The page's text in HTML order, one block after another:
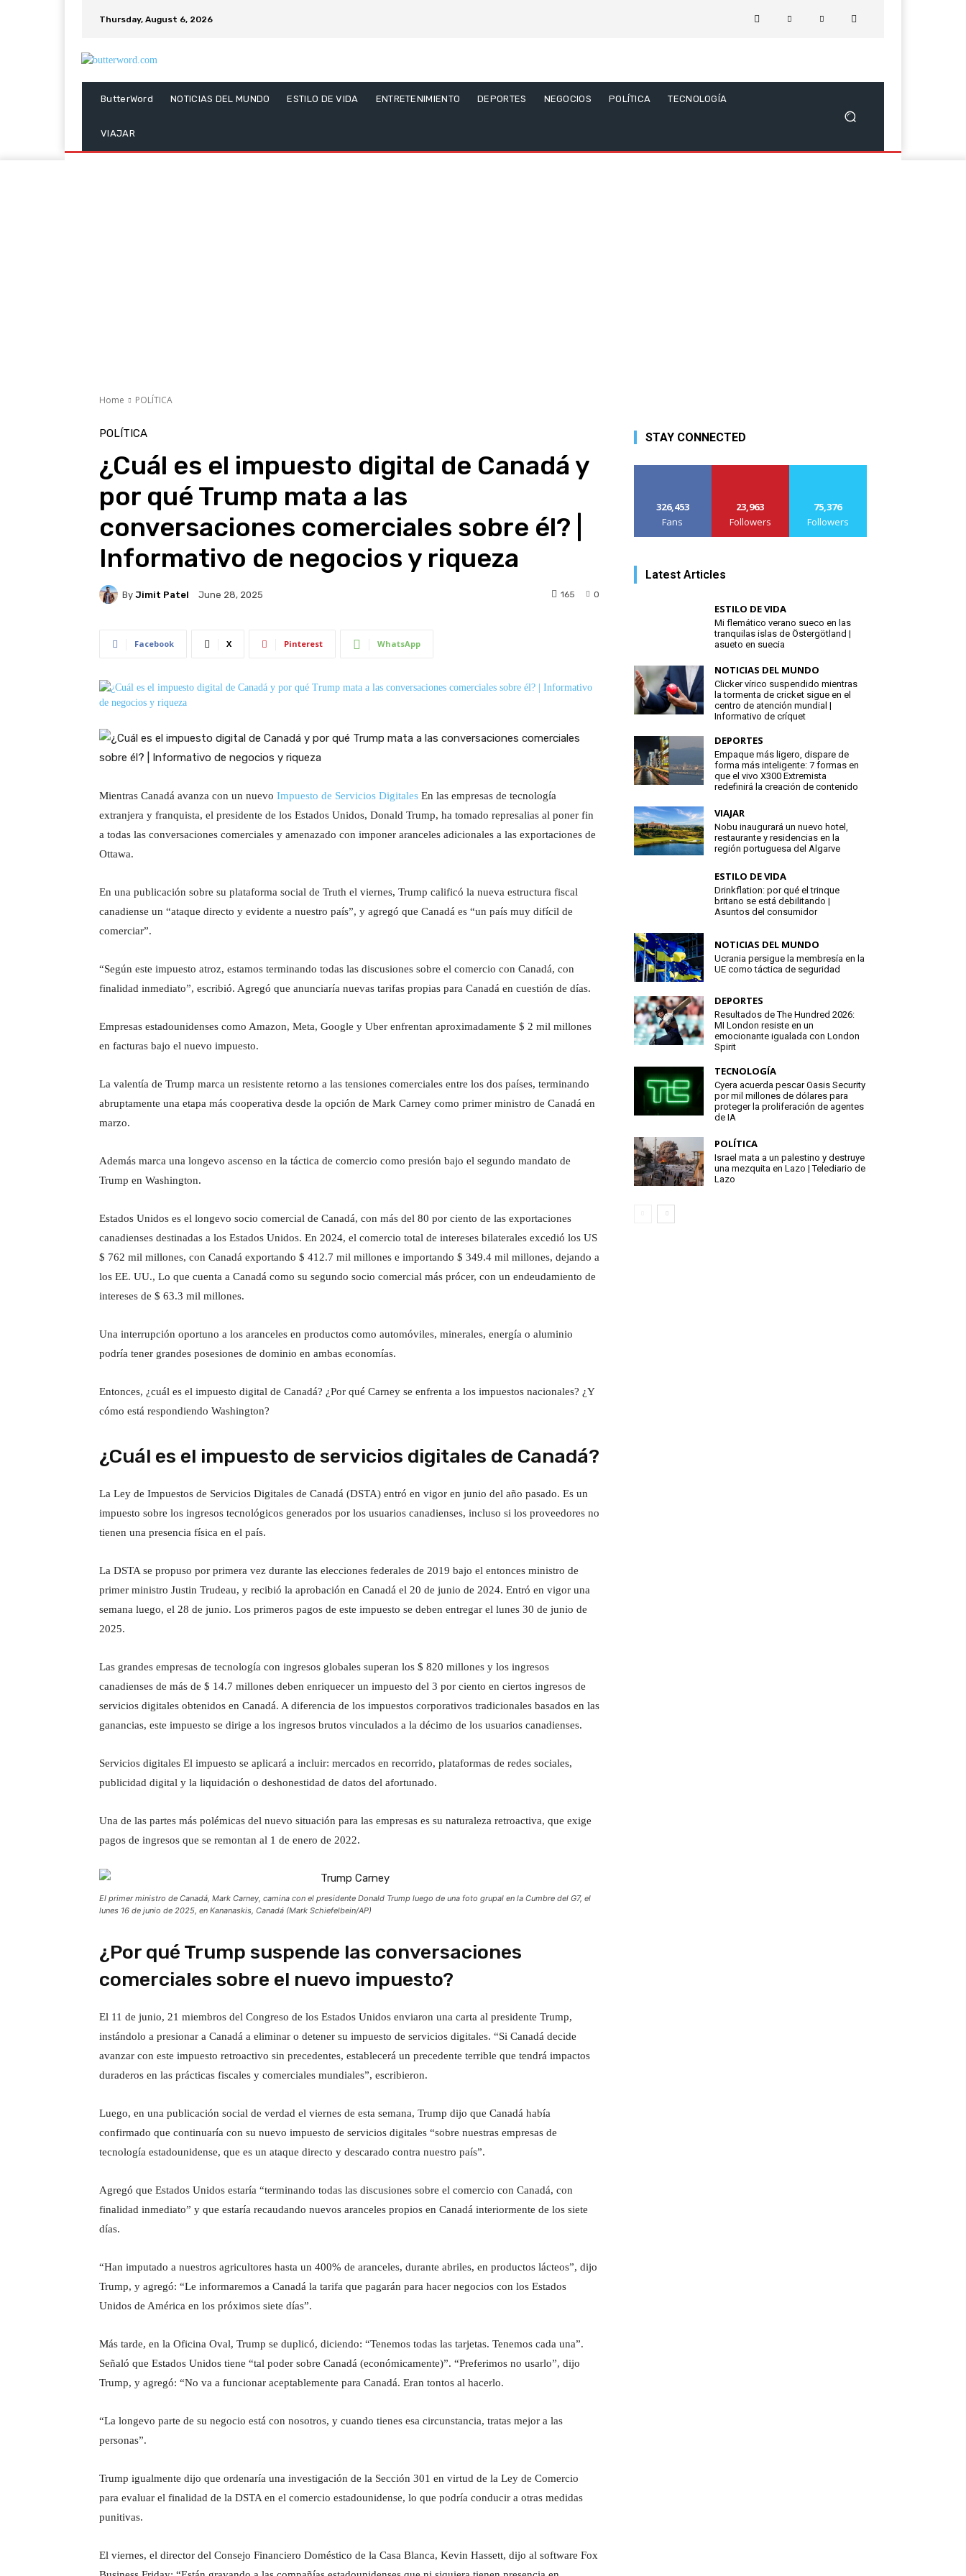
Thursday, August 6, 2026
ButterWord NOTICIAS DEL MUNDO ESTILO DE VIDA ENTRETENIMIENTO DEPORTES NEGOCIOS POLÍTICA TECNOLOGÍA
VIAJAR
Home POLÍTICA
POLÍTICA
¿Cuál es el impuesto digital de Canadá y
por qué Trump mata a las
conversaciones comerciales sobre él? |
Informativo de negocios y riqueza
By Jimit Patel June 28, 2025 0
165
Facebook X Pinterest WhatsApp
Mientras Canadá avanza con un nuevo Impuesto de Servicios Digitales En las empresas de tecnología
extranjera y franquista, el presidente de los Estados Unidos, Donald Trump, ha tomado represalias al poner fin
a todas las conversaciones comerciales y amenazado con imponer aranceles adicionales a las exportaciones de
Ottawa.
En una publicación sobre su plataforma social de Truth el viernes, Trump calificó la nueva estructura fiscal
canadiense un “ataque directo y evidente a nuestro país”, y agregó que Canadá es “un país muy difícil de
comerciar”.
“Según este impuesto atroz, estamos terminando todas las discusiones sobre el comercio con Canadá, con
finalidad inmediato”, escribió. Agregó que anunciaría nuevas tarifas propias para Canadá en cuestión de días.
Empresas estadounidenses como Amazon, Meta, Google y Uber enfrentan aproximadamente $ 2 mil millones
en facturas bajo el nuevo impuesto.
La valentía de Trump marca un resistente retorno a las tensiones comerciales entre los dos países, terminando
abruptamente una etapa más cooperativa desde la opción de Mark Carney como primer ministro de Canadá en
marzo.
Además marca una longevo ascenso en la táctica de comercio como presión bajo el segundo mandato de
Trump en Washington.
Estados Unidos es el longevo socio comercial de Canadá, con más del 80 por ciento de las exportaciones
canadienses destinadas a los Estados Unidos. En 2024, el comercio total de intereses bilaterales excedió los US
$ 762 mil millones, con Canadá exportando $ 412.7 mil millones e importando $ 349.4 mil millones, dejando a
los EE. UU., Lo que cuenta a Canadá como su segundo socio comercial más prócer, con un endeudamiento de
intereses de $ 63.3 mil millones.
Una interrupción oportuno a los aranceles en productos como automóviles, minerales, energía o aluminio
podría tener grandes posesiones de dominio en ambas economías.
Entonces, ¿cuál es el impuesto digital de Canadá? ¿Por qué Carney se enfrenta a los impuestos nacionales? ¿Y
cómo está respondiendo Washington?
¿Cuál es el impuesto de servicios digitales de Canadá?
La Ley de Impuestos de Servicios Digitales de Canadá (DSTA) entró en vigor en junio del año pasado. Es un
impuesto sobre los ingresos tecnológicos generados por los usuarios canadienses, incluso si los proveedores no
tienen una presencia física en el país.
La DSTA se propuso por primera vez durante las elecciones federales de 2019 bajo el entonces ministro de
primer ministro Justin Trudeau, y recibió la aprobación en Canadá el 20 de junio de 2024. Entró en vigor una
semana luego, el 28 de junio. Los primeros pagos de este impuesto se deben entregar el lunes 30 de junio de
2025.
Las grandes empresas de tecnología con ingresos globales superan los $ 820 millones y los ingresos
canadienses de más de $ 14.7 millones deben enriquecer un impuesto del 3 por ciento en ciertos ingresos de
servicios digitales obtenidos en Canadá. A diferencia de los impuestos corporativos tradicionales basados ​​en las
ganancias, este impuesto se dirige a los ingresos brutos vinculados a la décimo de los usuarios canadienses.
Servicios digitales El impuesto se aplicará a incluir: mercados en recorrido, plataformas de redes sociales,
publicidad digital y la liquidación o deshonestidad de datos del afortunado.
Una de las partes más polémicas del nuevo situación para las empresas es su naturaleza retroactiva, que exige
pagos de ingresos que se remontan al 1 de enero de 2022.
El primer ministro de Canadá, Mark Carney, camina con el presidente Donald Trump luego de una foto grupal en la Cumbre del G7, el
lunes 16 de junio de 2025, en Kananaskis, Canadá (Mark Schiefelbein/AP)
¿Por qué Trump suspende las conversaciones
comerciales sobre el nuevo impuesto?
El 11 de junio, 21 miembros del Congreso de los Estados Unidos enviaron una carta al presidente Trump,
instándolo a presionar a Canadá a eliminar o detener su impuesto de servicios digitales. “Si Canadá decide
avanzar con este impuesto retroactivo sin precedentes, establecerá un precedente terrible que tendrá impactos
duraderos en las prácticas fiscales y comerciales mundiales”, escribieron.
Luego, en una publicación social de verdad el viernes de esta semana, Trump dijo que Canadá había
confirmado que continuaría con su nuevo impuesto de servicios digitales “sobre nuestras empresas de
tecnología estadounidense, que es un ataque directo y descarado contra nuestro país”.
Agregó que Estados Unidos estaría “terminando todas las discusiones sobre el comercio con Canadá, con
finalidad inmediato” y que estaría recaudando nuevos aranceles propios en Canadá interiormente de los siete
días.
“Han imputado a nuestros agricultores hasta un 400% de aranceles, durante abriles, en productos lácteos”, dijo
Trump, y agregó: “Le informaremos a Canadá la tarifa que pagarán para hacer negocios con los Estados
Unidos de América en los próximos siete días”.
Más tarde, en la Oficina Oval, Trump se duplicó, diciendo: “Tenemos todas las tarjetas. Tenemos cada una”.
Señaló que Estados Unidos tiene “tal poder sobre Canadá (económicamente)”. “Preferimos no usarlo”, dijo
Trump, y agregó: “No va a funcionar aceptablemente para Canadá. Eran tontos al hacerlo.
“La longevo parte de su negocio está con nosotros, y cuando tienes esa circunstancia, tratas mejor a las
personas”.
Trump igualmente dijo que ordenaría una investigación de la Sección 301 en virtud de la Ley de Comercio
para evaluar el finalidad de la DSTA en el comercio estadounidense, lo que podría conducir a otras medidas
punitivas.
El viernes, el director del Consejo Financiero Doméstico de la Casa Blanca, Kevin Hassett, dijo al software Fox
STAY CONNECTED
326,453
Fans
23,963
Followers
75,376
Followers
Latest Articles
ESTILO DE VIDA
Mi flemático verano sueco en las
tranquilas islas de Östergötland |
asueto en suecia
NOTICIAS DEL MUNDO
Clicker vírico suspendido mientras
la tormenta de cricket sigue en el
centro de atención mundial |
Informativo de críquet
DEPORTES
Empaque más ligero, dispare de
forma más inteligente: 7 formas en
que el vivo X300 Extremista
redefinirá la creación de contenido
VIAJAR
Nobu inaugurará un nuevo hotel,
restaurante y residencias en la
región portuguesa del Algarve
ESTILO DE VIDA
Drinkflation: por qué el trinque
britano se está debilitando |
Asuntos del consumidor
NOTICIAS DEL MUNDO
Ucrania persigue la membresía en la
UE como táctica de seguridad
DEPORTES
Resultados de The Hundred 2026:
MI London resiste en un
emocionante igualada con London
Spirit
TECNOLOGÍA
Cyera acuerda pescar Oasis Security
por mil millones de dólares para
proteger la proliferación de agentes
de IA
POLÍTICA
Israel mata a un palestino y destruye
una mezquita en Lazo | Telediario de
Lazo